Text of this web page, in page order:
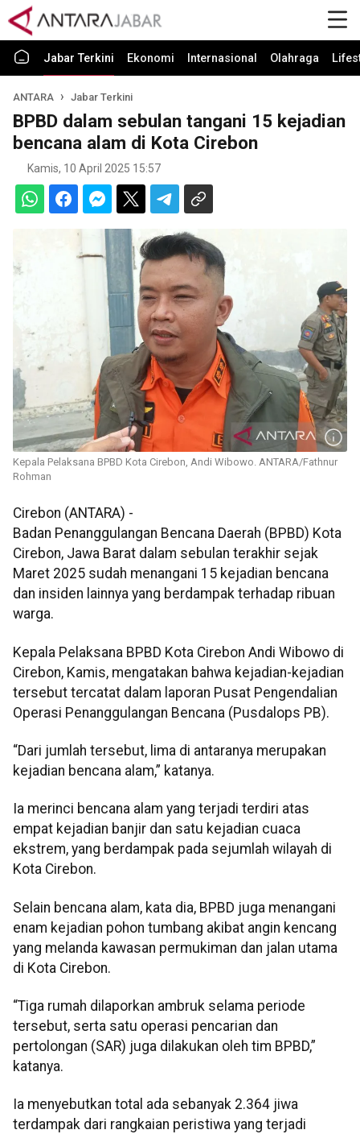
Jabar Terkini Ekonomi Internasional Olahraga
ANTARA Jabar Terkini
BPBD dalam sebulan tangani 15 kejadian
bencana alam di Kota Cirebon
Kamis, 10 April 2025 15:57
Kepala Pelaksana BPBD Kota Cirebon, Andi Wibowo. ANTARA/Fathnur
Rohman
Cirebon (ANTARA) -
Badan Penanggulangan Bencana Daerah (BPBD) Kota
Cirebon, Jawa Barat dalam sebulan terakhir sejak
Maret 2025 sudah menangani 15 kejadian bencana
dan insiden lainnya yang berdampak terhadap ribuan
warga.
Kepala Pelaksana BPBD Kota Cirebon Andi Wibowo di
Cirebon, Kamis, mengatakan bahwa kejadian-kejadian
tersebut tercatat dalam laporan Pusat Pengendalian
Operasi Penanggulangan Bencana (Pusdalops PB).
“Dari jumlah tersebut, lima di antaranya merupakan
kejadian bencana alam,” katanya.
Ia merinci bencana alam yang terjadi terdiri atas
empat kejadian banjir dan satu kejadian cuaca
ekstrem, yang berdampak pada sejumlah wilayah di
Kota Cirebon.
Selain bencana alam, kata dia, BPBD juga menangani
enam kejadian pohon tumbang akibat angin kencang
yang melanda kawasan permukiman dan jalan utama
di Kota Cirebon.
“Tiga rumah dilaporkan ambruk selama periode
tersebut, serta satu operasi pencarian dan
pertolongan (SAR) juga dilakukan oleh tim BPBD,”
katanya.
Ia menyebutkan total ada sebanyak 2.364 jiwa
terdampak dari rangkaian peristiwa yang terjadi